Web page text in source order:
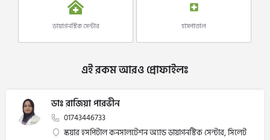
ডায়াগনস্টিক সেন্টার হাসপাতাল
এই রকম আরও প্রোফাইলঃ
ডাঃ রাজিয়া পারভীন
01743446733
স্কয়ার হসপিটাল কনসালটেশন অ্যান্ড ডায়াগনস্টিক সেন্টার, সিলেট